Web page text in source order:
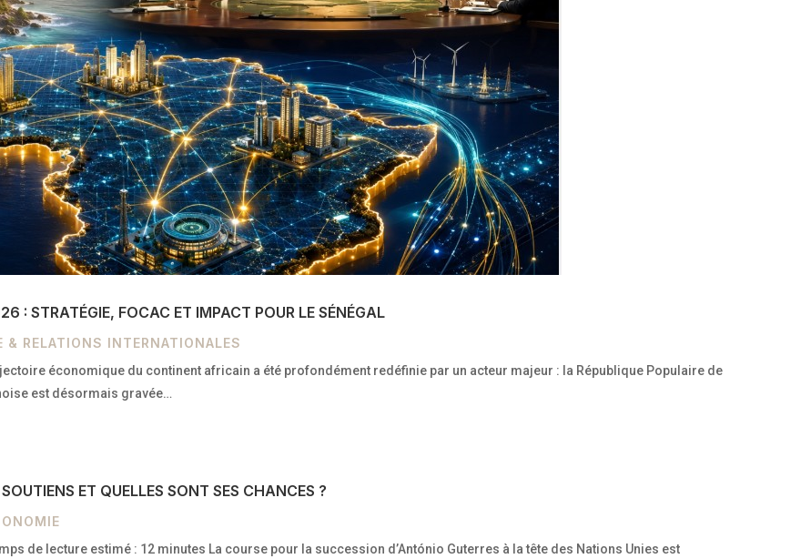
: STRATÉGIE, FOCAC ET IMPACT POUR LE SÉNÉGAL
& RELATIONS INTERNATIONALES
économique du continent africain a été profondément redéfinie par un acteur majeur : la République Populaire de
est désormais gravée…
ET QUELLES SONT SES CHANCES ?
de lecture estimé : 12 minutes La course pour la succession d’António Guterres à la tête des Nations Unies est